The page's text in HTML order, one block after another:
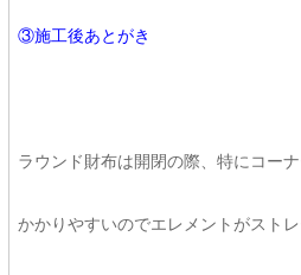
③施工後あとがき
ラウンド財布は開閉の際、特にコー
かかりやすいのでエレメントがスト